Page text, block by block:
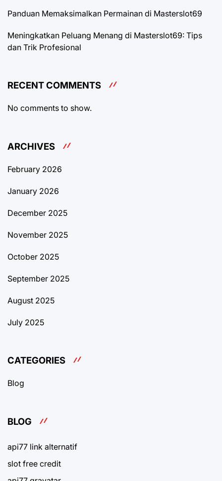
Panduan Memaksimalkan Permainan di Masterslot69
Meningkatkan Peluang Menang di Masterslot69: Tips
dan Trik Profesional
RECENT COMMENTS
No comments to show.
ARCHIVES
February 2026
January 2026
December 2025
November 2025
October 2025
September 2025
August 2025
July 2025
CATEGORIES
Blog
BLOG
api77 link alternatif
slot free credit